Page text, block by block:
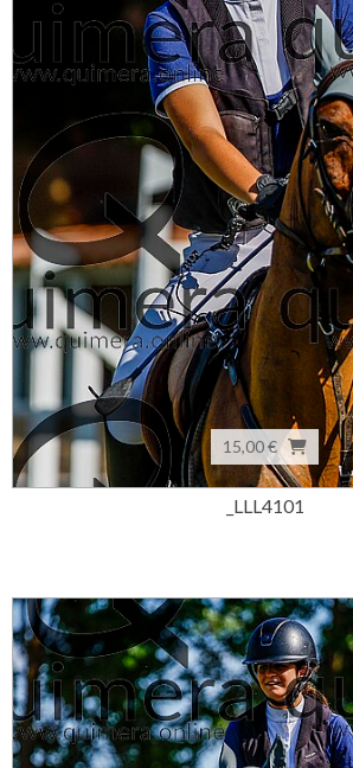
15,00 €
_LLL4101